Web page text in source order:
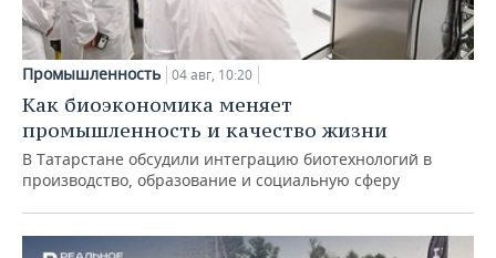
Промышленность 04 авг, 10:20
Как биоэкономика меняет
промышленность и качество жизни
В Татарстане обсудили интеграцию биотехнологий в
производство, образование и социальную сферу